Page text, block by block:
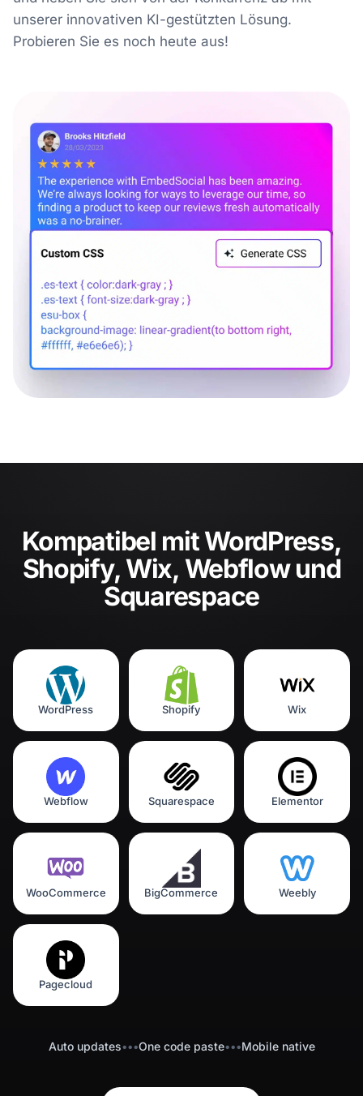
unserer innovativen KI-gestützten Lösung.
Probieren Sie es noch heute aus!
Kompatibel mit WordPress,
Shopify, Wix, Webflow und
Squarespace
WordPress Shopify Wix
Webflow Squarespace Elementor
WooCommerce BigCommerce Weebly
Pagecloud
Auto updates•••One code paste•••Mobile native